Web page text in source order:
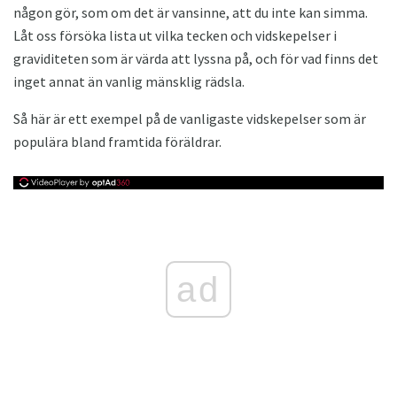
någon gör, som om det är vansinne, att du inte kan simma.
Låt oss försöka lista ut vilka tecken och vidskepelser i
graviditeten som är värda att lyssna på, och för vad finns det
inget annat än vanlig mänsklig rädsla.
Så här är ett exempel på de vanligaste vidskepelser som är
populära bland framtida föräldrar.
ad